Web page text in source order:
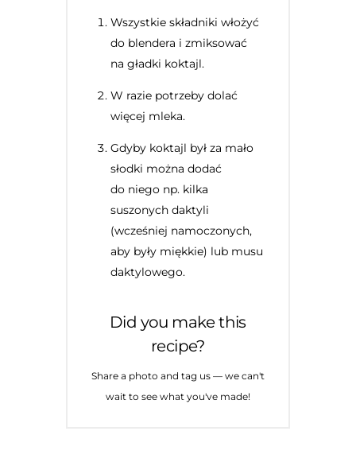
Wszystkie składniki włożyć
do blendera i zmiksować
na gładki koktajl.
W razie potrzeby dolać
więcej mleka.
Gdyby koktajl był za mało
słodki można dodać
do niego np. kilka
suszonych daktyli
(wcześniej namoczonych,
aby były miękkie) lub musu
daktylowego.
Did you make this
recipe?
Share a photo and tag us — we can't
wait to see what you've made!